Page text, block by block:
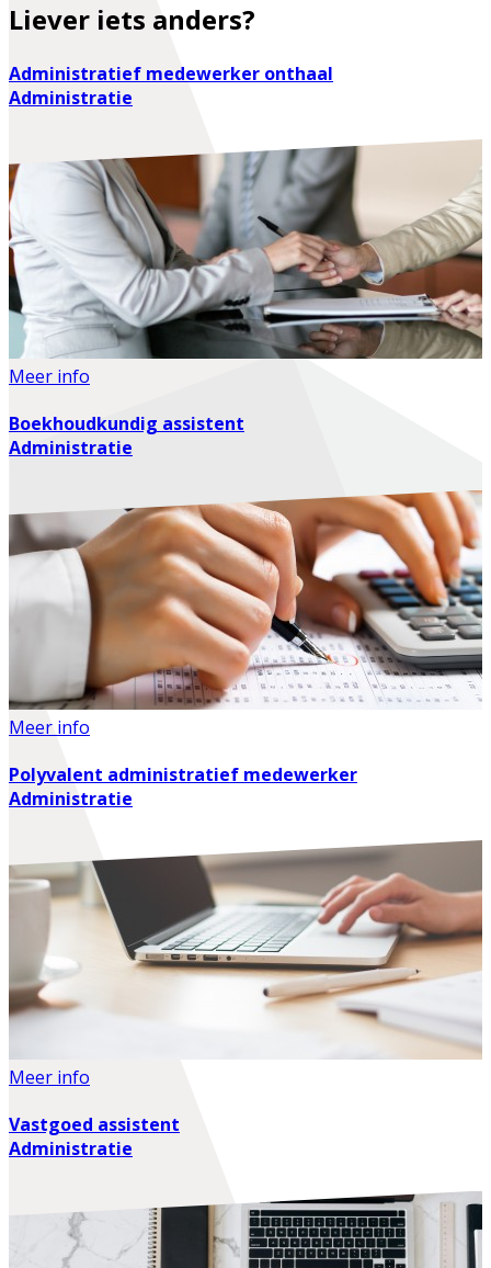
Liever iets anders?
Administratief medewerker onthaal
Administratie
Meer info
Boekhoudkundig assistent
Administratie
Meer info
Polyvalent administratief medewerker
Administratie
Meer info
Vastgoed assistent
Administratie